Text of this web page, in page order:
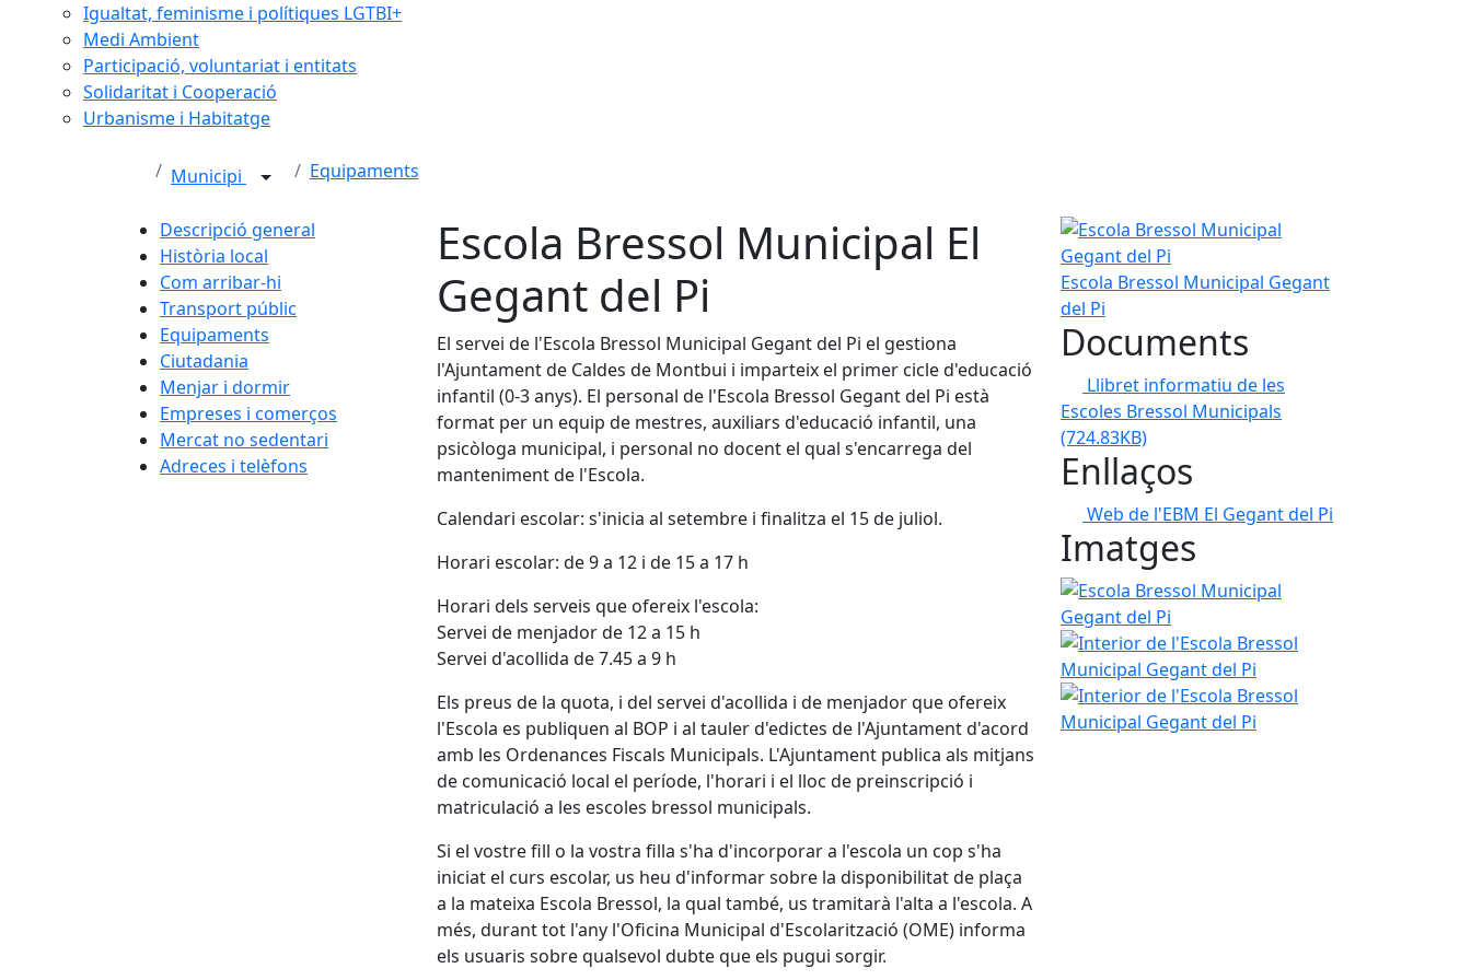
Igualtat, feminisme i polítiques LGTBI+
Medi Ambient
Participació, voluntariat i entitats
Solidaritat i Cooperació
Urbanisme i Habitatge
Municipi Equipaments
Descripció general
Història local
Com arribar-hi
Transport públic
Equipaments
Ciutadania
Menjar i dormir
Empreses i comerços
Mercat no sedentari
Adreces i telèfons
Escola Bressol Municipal El
Gegant del Pi
El servei de l'Escola Bressol Municipal Gegant del Pi el gestiona
l'Ajuntament de Caldes de Montbui i imparteix el primer cicle d'educació
infantil (0-3 anys). El personal de l'Escola Bressol Gegant del Pi està
format per un equip de mestres, auxiliars d'educació infantil, una
psicòloga municipal, i personal no docent el qual s'encarrega del
manteniment de l'Escola.
Calendari escolar: s'inicia al setembre i finalitza el 15 de juliol.
Horari escolar: de 9 a 12 i de 15 a 17 h
Horari dels serveis que ofereix l'escola:
Servei de menjador de 12 a 15 h
Servei d'acollida de 7.45 a 9 h
Els preus de la quota, i del servei d'acollida i de menjador que ofereix
l'Escola es publiquen al BOP i al tauler d'edictes de l'Ajuntament d'acord
amb les Ordenances Fiscals Municipals. L'Ajuntament publica als mitjans
de comunicació local el període, l'horari i el lloc de preinscripció i
matriculació a les escoles bressol municipals.
Si el vostre fill o la vostra filla s'ha d'incorporar a l'escola un cop s'ha
iniciat el curs escolar, us heu d'informar sobre la disponibilitat de plaça
a la mateixa Escola Bressol, la qual també, us tramitarà l'alta a l'escola. A
més, durant tot l'any l'Oficina Municipal d'Escolarització (OME) informa
els usuaris sobre qualsevol dubte que els pugui sorgir.
Escola Bressol Municipal Gegant del Pi
Escola Bressol Municipal Gegant
del Pi
Documents
Llibret informatiu de les
Escoles Bressol Municipals
(724.83KB)
Enllaços
Web de l'EBM El Gegant del Pi
Imatges
Escola Bressol Municipal Gegant del Pi
Interior de l'Escola Bressol Municipal Gegant del
Interior de l'Escola Bressol Municipal Gegant del